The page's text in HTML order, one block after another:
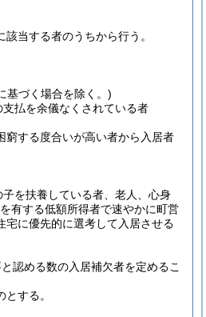
該当する者のうちから行う。
基づく場合を除く。)
払を余儀なくされている者
窮する度合いが高い者から入居者
を扶養している者、老人、心身
有する低額所得者で速やかに町営
宅に優先的に選考して入居させる
認める数の入居補欠者を定めるこ
する。